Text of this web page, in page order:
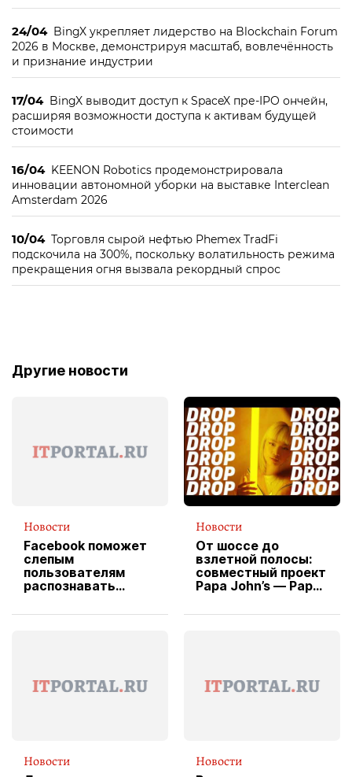
24/04 BingX укрепляет лидерство на Blockchain Forum
2026 в Москве, демонстрируя масштаб, вовлечённость
и признание индустрии
17/04 BingX выводит доступ к SpaceX пре-IPO ончейн,
расширяя возможности доступа к активам будущей
стоимости
16/04 KEENON Robotics продемонстрировала
инновации автономной уборки на выставке Interclean
Amsterdam 2026
10/04 Торговля сырой нефтью Phemex TradFi
подскочила на 300%, поскольку волатильность режима
прекращения огня вызвала рекордный спрос
Другие новости
Новости
Facebook поможет
слепым
пользователям
распознавать
Новости
От шоссе до
взлетной полосы:
совместный проект
Papa John’s — Papa
вводит
Новости Новости